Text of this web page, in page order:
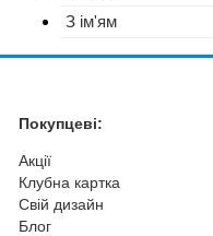
З ім'ям
Покупцеві:
Акції
Клубна картка
Свій дизайн
Блог